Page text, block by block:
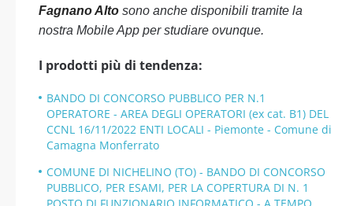
Fagnano Alto sono anche disponibili tramite la
nostra Mobile App per studiare ovunque.
I prodotti più di tendenza:
BANDO DI CONCORSO PUBBLICO PER N.1
OPERATORE - AREA DEGLI OPERATORI (ex cat. B1) DEL
CCNL 16/11/2022 ENTI LOCALI - Piemonte - Comune di
Camagna Monferrato
COMUNE DI NICHELINO (TO) - BANDO DI CONCORSO
PUBBLICO, PER ESAMI, PER LA COPERTURA DI N. 1